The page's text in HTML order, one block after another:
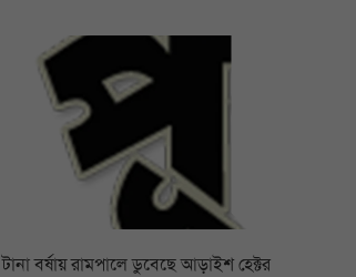
টানা বর্ষায় রামপালে ডুবেছে আড়াইশ হেক্টর